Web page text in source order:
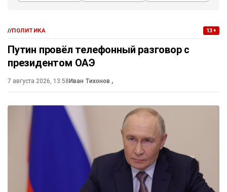
//ПОЛИТИКА 13+
Путин провёл телефонный разговор с
президентом ОАЭ
7 августа 2026, 13:58Иван Тихонов ,